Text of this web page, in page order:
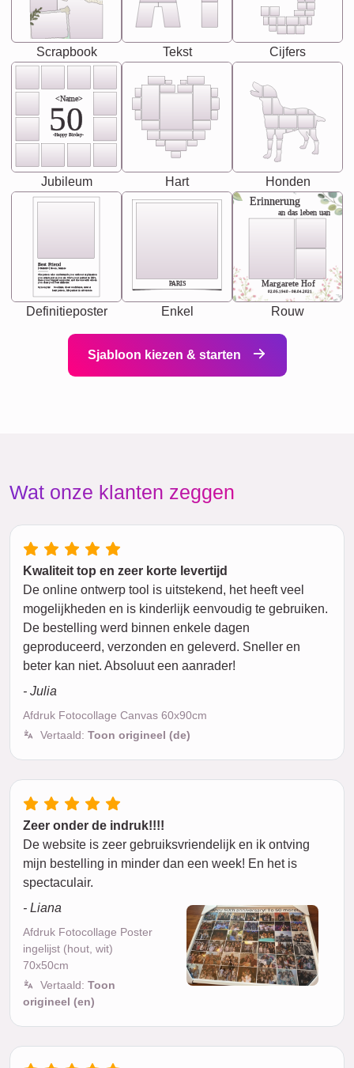
Scrapbook Tekst Cijfers
<Name>
50
-Happy Birday-
Jubileum Hart Honden
Best Friend
[<NAME>] Noun, feminie
Synonyms: Soulmate, closet confidante, sister at
heart person, life partner in adventure.
The person who understands you without explanation
you accepts just as you are. She's your partner in life's,
chaos your biggest supporter, and the one with whom
you share your best memories.
Definitieposter
PARIS
Enkel
Erinnerung
an das leben uan
Margarete Hof
02.05.1940 - 08.04.2021
Rouw
Sjabloon kiezen & starten
Wat onze klanten zeggen
Kwaliteit top en zeer korte levertijd
De online ontwerp tool is uitstekend, het heeft veel
mogelijkheden en is kinderlijk eenvoudig te gebruiken.
De bestelling werd binnen enkele dagen
geproduceerd, verzonden en geleverd. Sneller en
beter kan niet. Absoluut een aanrader!
- Julia
Afdruk Fotocollage Canvas 60x90cm
Vertaald: Toon origineel (de)
Zeer onder de indruk!!!!
De website is zeer gebruiksvriendelijk en ik ontving
mijn bestelling in minder dan een week! En het is
spectaculair.
- Liana
Afdruk Fotocollage Poster
ingelijst (hout, wit)
70x50cm
Vertaald: Toon
origineel (en)